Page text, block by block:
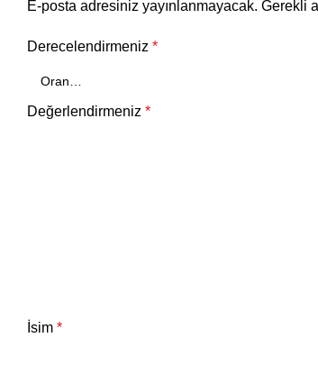
E-posta adresiniz yayınlanmayacak. Gerekli
Derecelendirmeniz *
Değerlendirmeniz *
İsim *